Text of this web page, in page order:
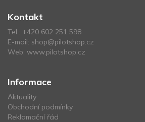
Kontakt
Tel.: +420 602 251 598
E-mail: shop@pilotshop.cz
Web: www.pilotshop.cz
Informace
Aktuality
Obchodní podmínky
Reklamační řád